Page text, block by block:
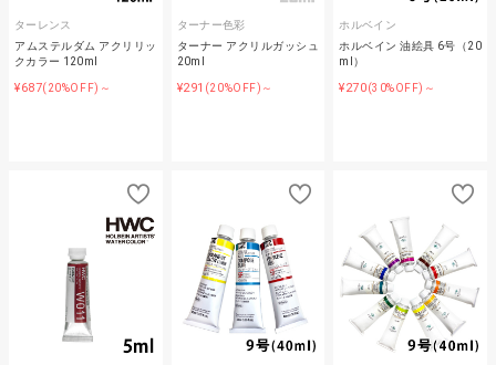
ターレンス
アムステルダム アクリリッ
クカラー 120ml
¥687(20%OFF)～
ターナー色彩
ターナー アクリルガッシュ
20ml
¥291 (20%OFF)～
ホルベイン
ホルベイン 油絵具 6号（20
ml）
¥270(30%OFF)～